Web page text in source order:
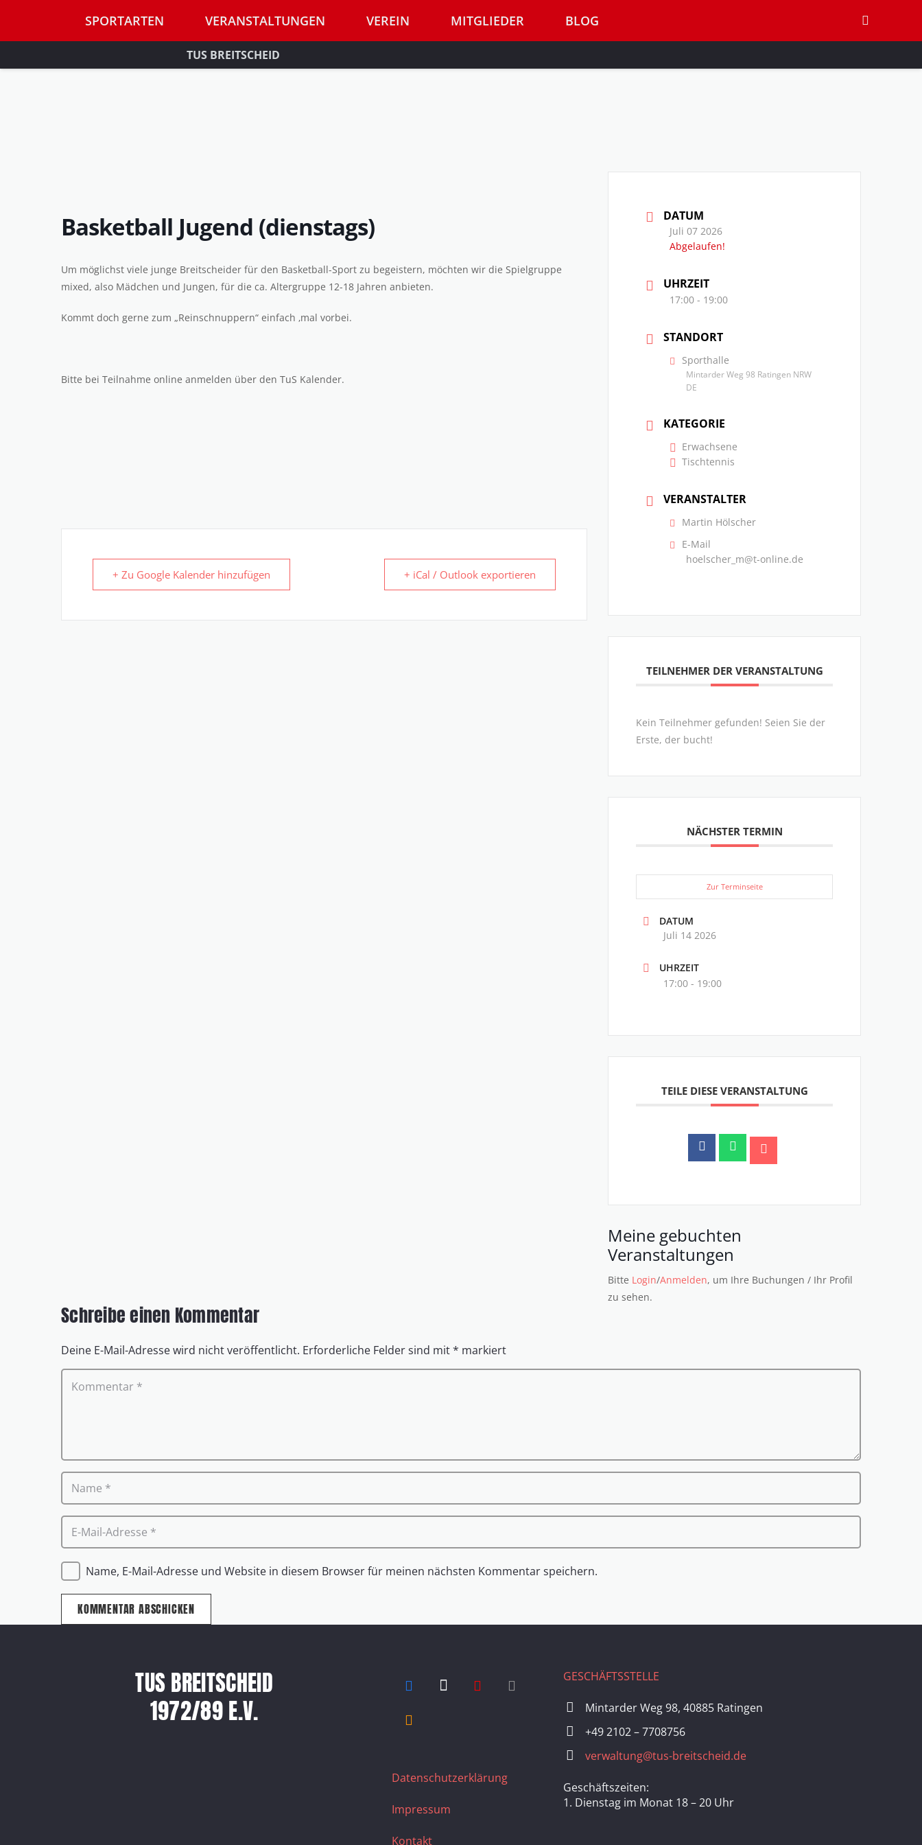
SPORTARTEN VERANSTALTUNGEN VEREIN MITGLIEDER BLOG
TUS BREITSCHEID
Basketball Jugend (dienstags)
Um möglichst viele junge Breitscheider für den Basketball-Sport zu begeistern, möchten wir die Spielgruppe
mixed, also Mädchen und Jungen, für die ca. Altergruppe 12-18 Jahren anbieten.
Kommt doch gerne zum „Reinschnuppern“ einfach ‚mal vorbei.
Bitte bei Teilnahme online anmelden über den TuS Kalender.
+ Zu Google Kalender hinzufügen + iCal / Outlook exportieren
DATUM
Juli 07 2026
Abgelaufen!
UHRZEIT
17:00 - 19:00
STANDORT
Sporthalle
Mintarder Weg 98 Ratingen NRW
DE
KATEGORIE
Erwachsene
Tischtennis
VERANSTALTER
Martin Hölscher
E-Mail
hoelscher_m@t-online.de
TEILNEHMER DER VERANSTALTUNG
Kein Teilnehmer gefunden! Seien Sie der
Erste, der bucht!
NÄCHSTER TERMIN
Zur Terminseite
DATUM
Juli 14 2026
UHRZEIT
17:00 - 19:00
TEILE DIESE VERANSTALTUNG
Meine gebuchten
Veranstaltungen
Bitte Login/Anmelden, um Ihre Buchungen / Ihr Profil
zu sehen.
Schreibe einen Kommentar
Deine E-Mail-Adresse wird nicht veröffentlicht. Erforderliche Felder sind mit* markiert
Name, E-Mail-Adresse und Website in diesem Browser für meinen nächsten Kommentar speichern.
KOMMENTAR ABSCHICKEN
TUS BREITSCHEID
1972/89 E.V.
Datenschutzerklärung
Impressum
Kontakt
GESCHÄFTSSTELLE
Mintarder Weg 98, 40885 Ratingen
+49 2102 – 7708756
verwaltung@tus-breitscheid.de
Geschäftszeiten:
1. Dienstag im Monat 18 – 20 Uhr